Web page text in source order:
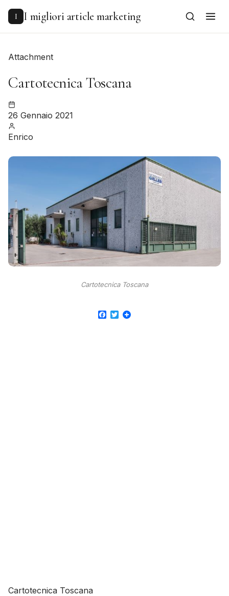
content
I I migliori article marketing
Attachment
Cartotecnica Toscana
26 Gennaio 2021
Enrico
Cartotecnica Toscana
Facebook
Twitter
Cartotecnica Toscana